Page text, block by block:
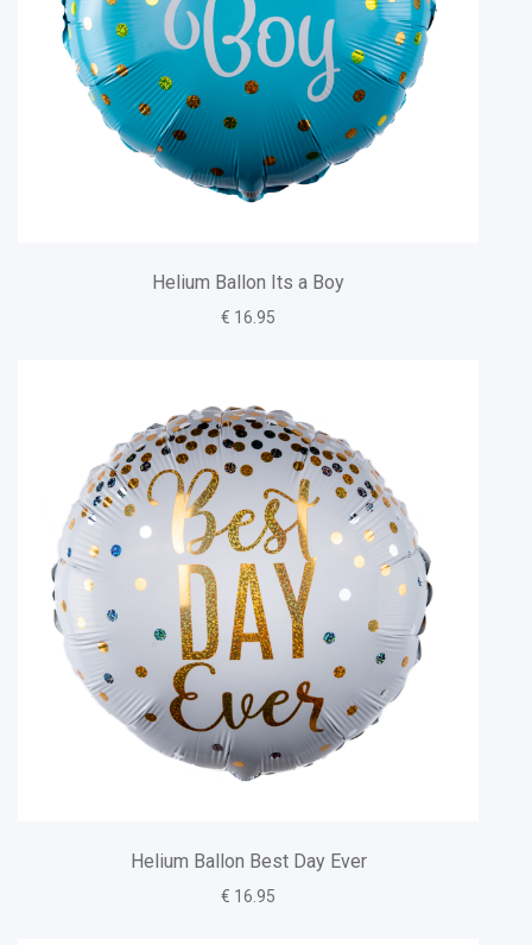
Helium Ballon Its a Boy
€ 16.95
Helium Ballon Best Day Ever
€ 16.95